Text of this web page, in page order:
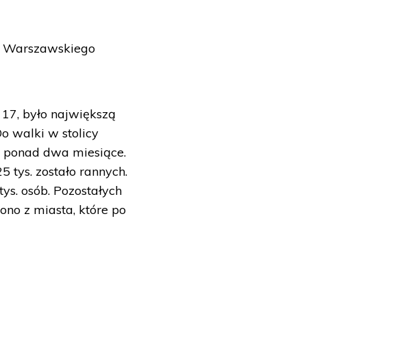
było największą
walki w stolicy
dwa miesiące.
tys. zostało rannych.
osób. Pozostałych
z miasta, które po